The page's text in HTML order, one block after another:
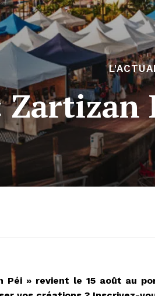
Zartizan
Péi » revient le 15 août au